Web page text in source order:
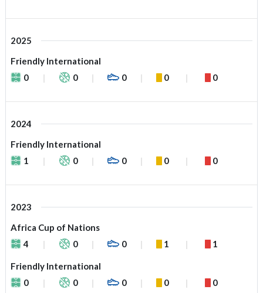
2025
Friendly International
0
0 0 0 0
2024
Friendly International
1
0 0 0 0
2023
Africa Cup of Nations
4
0 0 1 1
Friendly International
0
0 0 0 0